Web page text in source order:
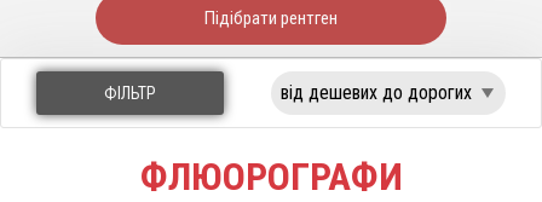
Підібрати рентген
ФІЛЬТР
ФЛЮОРОГРАФИ